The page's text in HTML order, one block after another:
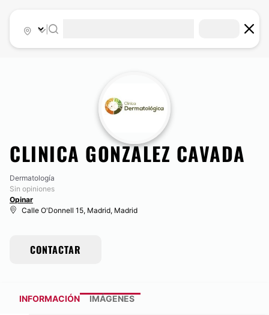
CLINICA GONZALEZ CAVADA
Dermatología
Sin opiniones
Opinar
Calle O'Donnell 15, Madrid, Madrid
CONTACTAR
INFORMACIÓN IMÁGENES